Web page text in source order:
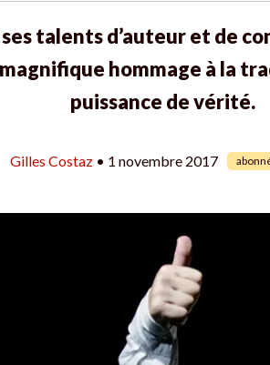
talents d’auteur et de
hommage à la
puissance de vérité.
Gilles Costaz • 1 novembre 2017